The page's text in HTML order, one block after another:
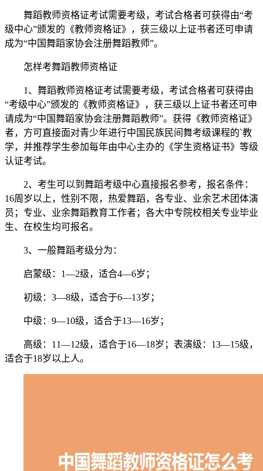
舞蹈教师资格证考试需要考级，考试合格者可获得由“考
级中心”颁发的《教师资格证》，获三级以上证书者还可申请
成为“中国舞蹈家协会注册舞蹈教师”。
怎样考舞蹈教师资格证
1、舞蹈教师资格证考试需要考级，考试合格者可获得由
“考级中心”颁发的《教师资格证》，获三级以上证书者还可申
请成为“中国舞蹈家协会注册舞蹈教师”。获得《教师资格证》
者，方可直接面对青少年进行中国民族民间舞考级课程的`教
学，并推荐学生参加每年由中心主办的《学生资格证书》等级
认证考试。
2、考生可以到舞蹈考级中心直接报名参考，报名条件：
16周岁以上，性别不限，热爱舞蹈，各专业、业余艺术团体演
员；专业、业余舞蹈教育工作者；各大中专院校相关专业毕业
生、在校生均可报名。
3、一般舞蹈考级分为：
启蒙级：1—2级，适合4—6岁；
初级：3—8级，适合于6—13岁；
中级：9—10级，适合于13—16岁；
高级：11—12级，适合于16—18岁；表演级：13—15级，
适合于18岁以上人。